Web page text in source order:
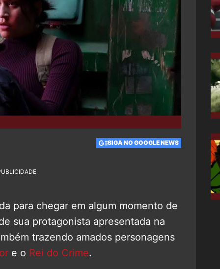
SIGA NO GOOGLE NEWS
para chegar em algum momento de
sua protagonista apresentada na
trazendo amados personagens
e o Rei do Crime.